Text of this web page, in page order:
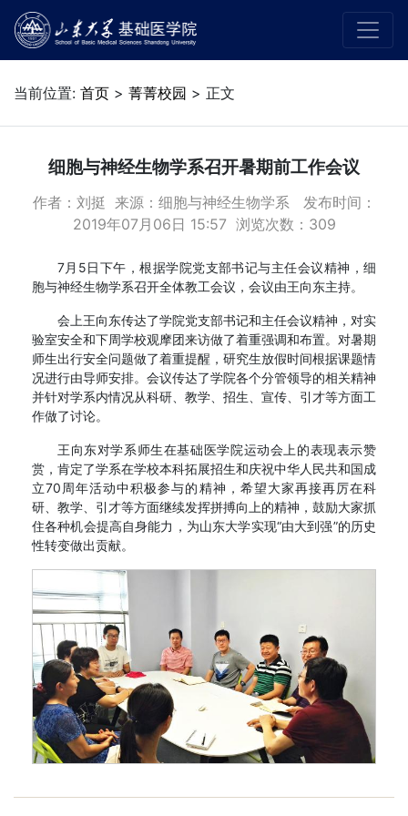
当前位置: 首页 > 菁菁校园 > 正文
细胞与神经生物学系召开暑期前工作会议
作者：刘挺 来源：细胞与神经生物学系 发布时间：
2019年07月06日 15:57 浏览次数： 309
7月5日下午，根据学院党支部书记与主任会议精神，细
胞与神经生物学系召开全体教工会议，会议由王向东主持。
会上王向东传达了学院党支部书记和主任会议精神，对实
验室安全和下周学校观摩团来访做了着重强调和布置。对暑期
师生出行安全问题做了着重提醒，研究生放假时间根据课题情
况进行由导师安排。会议传达了学院各个分管领导的相关精神
并针对学系内情况从科研、教学、招生、宣传、引才等方面工
作做了讨论。
王向东对学系师生在基础医学院运动会上的表现表示赞
赏，肯定了学系在学校本科拓展招生和庆祝中华人民共和国成
立70周年活动中积极参与的精神，希望大家再接再厉在科
研、教学、引才等方面继续发挥拼搏向上的精神，鼓励大家抓
住各种机会提高自身能力，为山东大学实现“由大到强”的历史
性转变做出贡献。